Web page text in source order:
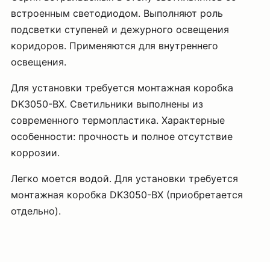
встроенным светодиодом. Выполняют роль
подсветки ступеней и дежурного освещения
коридоров. Применяются для внутреннего
освещения.
Для установки требуется монтажная коробка
DK3050-BX. Светильники выполнены из
современного термопластика. Характерные
особенности: прочность и полное отсутствие
коррозии.
Легко моется водой. Для установки требуется
монтажная коробка DK3050-BX (приобретается
отдельно).